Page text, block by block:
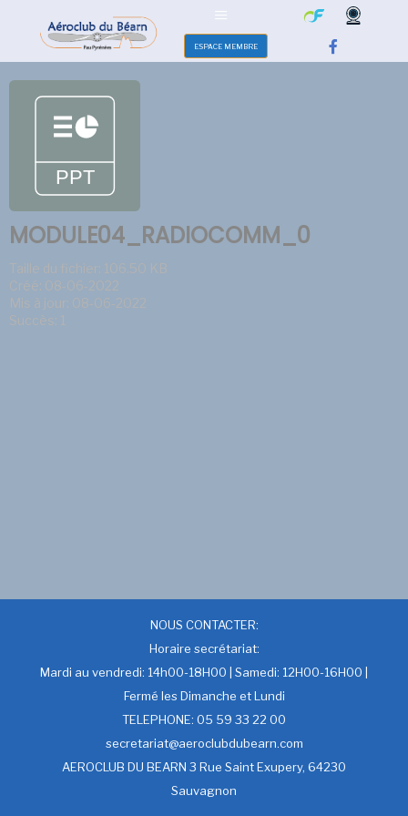
ESPACE MEMBRE
MODULE04_RADIOCOMM_0
Taille du fichier: 106.50 KB
Créé: 08-06-2022
Mis à jour: 08-06-2022
Succès: 1
NOUS CONTACTER:
Horaire secrétariat:
Mardi au vendredi: 14h00-18H00 | Samedi: 12H00-16H00 |
Fermé les Dimanche et Lundi
TELEPHONE: 05 59 33 22 00
secretariat@aeroclubdubearn.com
AEROCLUB DU BEARN 3 Rue Saint Exupery, 64230
Sauvagnon